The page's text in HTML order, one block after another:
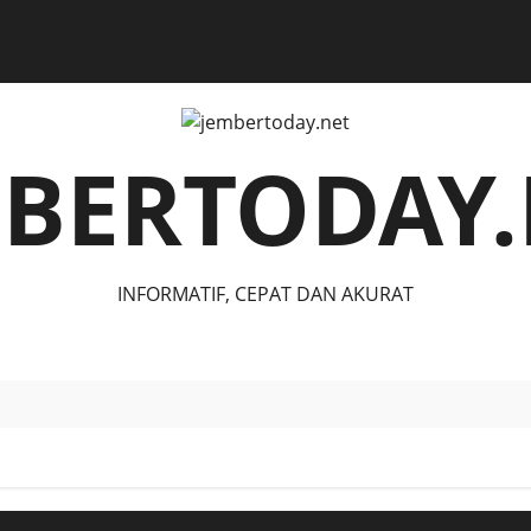
INFORMATIF, CEPAT DAN AKURAT